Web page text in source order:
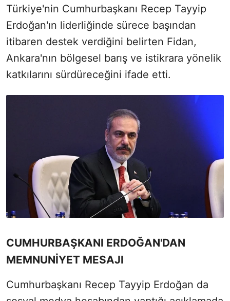
Türkiye'nin Cumhurbaşkanı Recep Tayyip
Erdoğan'ın liderliğinde sürece başından
itibaren destek verdiğini belirten Fidan,
Ankara'nın bölgesel barış ve istikrara yönelik
katkılarını sürdüreceğini ifade etti.
CUMHURBAŞKANI ERDOĞAN'DAN
MEMNUNİYET MESAJI
Cumhurbaşkanı Recep Tayyip Erdoğan da